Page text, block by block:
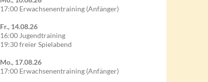
17:00 Erwachsenentraining (Anfänger)
Fr., 14.08.26
16:00 Jugendtraining
19:30 freier Spielabend
Mo., 17.08.26
17:00 Erwachsenentraining (Anfänger)